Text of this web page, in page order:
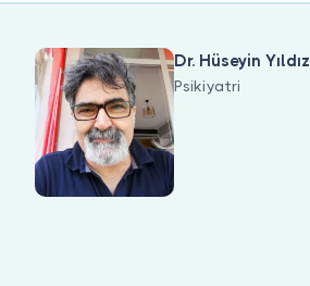
Dr. Hüseyin Yıldız
Psikiyatri